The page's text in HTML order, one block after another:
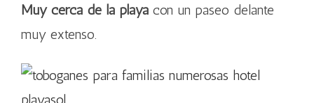
Muy cerca de la playa con un paseo delante
muy extenso.